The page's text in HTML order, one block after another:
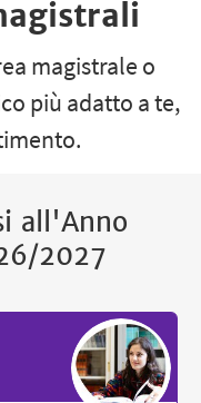
magistrale o
più adatto a te,
all'Anno
2027